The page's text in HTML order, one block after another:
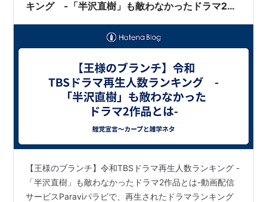
キング -「半沢直樹」も敵わなかったドラマ2作
【王様のブランチ】令和TBSドラマ再生人数ランキング -
「半沢直樹」も敵わなかったドラマ2作品とは-動画配信
サービスParaviパラビで、再生されたドラマランキング